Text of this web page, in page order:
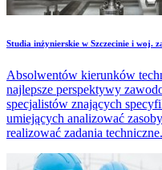
Studia inżynierskie w Szczecinie i woj.
Absolwentów kierunków
najlepsze perspektywy
specjalistów znających
umiejących analizować
realizować zadania techniczne.